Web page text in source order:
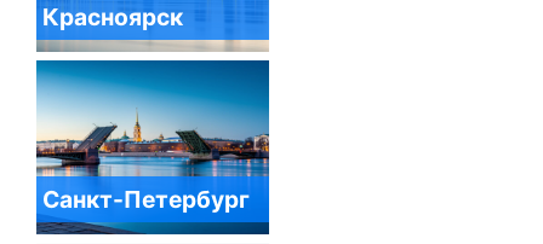
Красноярск
Санкт-Петербург